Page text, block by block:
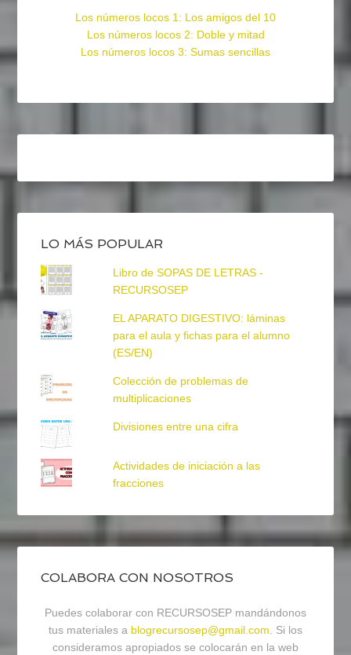
Los números locos 1: Los amigos del 10
Los números locos 2: Doble y mitad
Los números locos 3: Sumas sencillas
LO MÁS POPULAR
Libro de SOPAS DE LETRAS -
RECURSOSEP
EL APARATO DIGESTIVO: láminas
para el aula y fichas para el alumno
(ES/EN)
Colección de problemas de
multiplicaciones
Divisiones entre una cifra
Actividades de iniciación a las
fracciones
COLABORA CON NOSOTROS
Puedes colaborar con RECURSOSEP mandándonos
tus materiales a blogrecursosep@gmail.com. Si los
consideramos apropiados se colocarán en la web